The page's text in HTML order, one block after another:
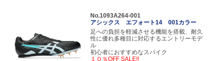
No.1093A264-001
アシックス エフォート14 001カラー
足への負担を軽減させる機能を搭載、耐久
性に優れ多種目に対応するエントリーモデ
ル
初心者におすすめなスパイク
１０％OFF SALE!!